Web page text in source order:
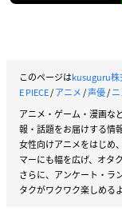
このページはkusuguru株
E PIECE/アニメ/声優/
アニメ・ゲーム・漫画な
報・話題をお届けする情
女性向けアニメをはじめ
マーにも幅を広げ、オタ
さらに、アンケート・ラ
タクがワクワク楽しめる